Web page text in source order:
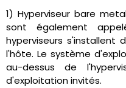
1) Hyperviseur bare
sont également
hyperviseurs s'installent
l'hôte. Le système
au-dessus de
d'exploitation invités.